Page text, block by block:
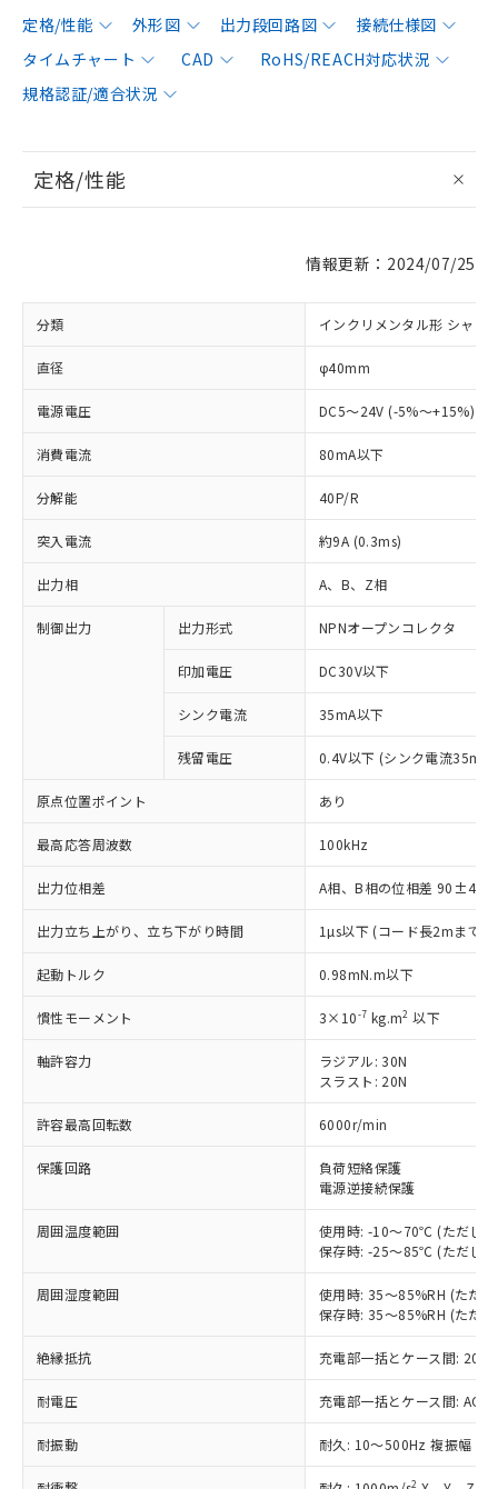
定格/性能 外形図 出力段回路図
接続仕様図
タイムチャート
CAD
RoHS/REACH対応状況
規格認証/適合状況
定格/性能
情報更新：2024/07/25
分類 インクリメンタル形 シャフ
直径 φ40mm
電源電圧 DC5～24V (-5%～+15%)
消費電流 80mA以下
分解能 40P/R
突入電流 約9A (0.3ms)
出力相 A、B、Z相
制御出力 出力形式 NPNオープンコレクタ
印加電圧 DC30V以下
シンク電流 35mA以下
残留電圧 0.4V以下 (シンク電流35mA
原点位置ポイント あり
最高応答周波数 100kHz
出力位相差 A相、B相の位相差
出力立ち上がり、立ち下がり時間 1µs以下 (コード長2mまで
起動トルク 0.98mN.m以下
慣性モーメント 3×10-7 kg.m2 以下
軸許容力
ラジアル: 30N
スラスト: 20N
許容最高回転数 6000r/min
保護回路
負荷短絡保護
電源逆接続保護
周囲温度範囲
使用時: -10～70℃ (ただし
保存時: -25～85℃ (ただし
周囲湿度範囲
使用時: 35～85%RH (ただ
保存時: 35～85%RH (ただ
絶縁抵抗 充電部一括とケース間:
耐電圧 充電部一括とケース間:
耐振動 耐久: 10～500Hz 複振幅
2
以下の条件をお読みいただき、同意のうえ
ご利用ください。
本サービスは、当社制御機器事業取扱
商品の当社在庫状況および標準価格
(税抜)を提供させていただくもので
当社制御機器事業取扱商品の中には、
在庫状況および標準価格照会結果は、
記載している更新日時点での社内デー
タに基づき作成されるものであり、閲
覧された時点での実際の在庫および標
準価格とは異なる場合があることをご
※1 対応状況
対応済み：EU RoHS指令（10物質）の
非含有に対応した製品が提供可能な商品で
対応予定：EU RoHS指令（10物質）の非含
有に対応した製品に切り替える予定のある
対応予定なし：EU RoHS指令（10物質）の
定はありません。
調査・確認中：EU RoHS指令（10物質）の
非含有の対応状況を調査中または確認中の
非該当品：ライセンス料など無形物で、有
害物質有無と関係のない商品です。
仕入先様の事情により、非含有部品として
いたものが、含有品と判明した場合などや
むを得ず変更することがあります。
鉛(Pb) 1000ppm以下、 水銀(Hg) 1000ppm以下、 カド
六価クロム(Cr(Ⅵ)) 1000ppm以下、ポリ臭化ビフェニル
類(PBB) 1000ppm以下、ポリ臭化ジフェニルエーテル類
※1 中国RoHS○×表
「○」：最大均質材料含有率が中国RoHSの
基準値以下であることを示します。
「×」：最大均質材料含有率が中国RoHSの
基準値を超えていることを示します。
「－」：未確認です。当社販売部門へお問
Pb(鉛) :1000ppm、 Hg(水銀) : 1000ppm、 Cd(カドミウ
Cr(Ⅵ)(六価クロム) : 1000ppm、 PBBs(ポリ臭化ビフェ
当社は、これら貴社製品のうち、外国
為替および外国貿易法に定める商品
（以下｢規制貨物等」という）を輸出
国政府の輸出許可(または役務取引許
可)を取得するなどの必要な手続きを